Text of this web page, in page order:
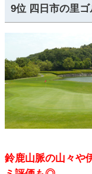
9位 四日市の里
鈴鹿山脈の山々や